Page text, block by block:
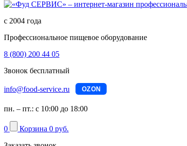
с 2004 года
Профессиональное пищевое оборудование
8 (800) 200 44 05
Звонок бесплатный
info@food-service.ru OZON
пн. – пт.: с 10:00 до 18:00
0 Корзина 0 руб.